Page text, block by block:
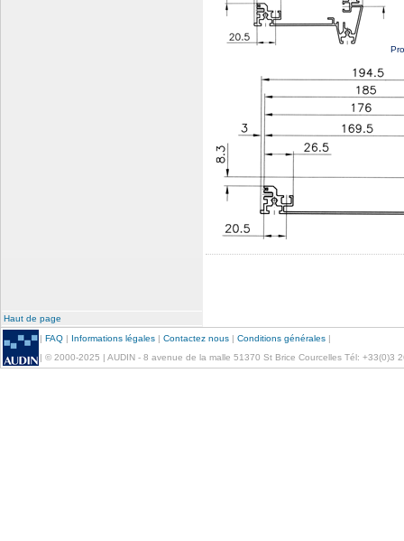
Haut de page
| FAQ | Informations légales | Contactez nous | Conditions générales |
| © 2000-2025 | AUDIN - 8 avenue de la malle 51370 St Brice Courcelles Tél: